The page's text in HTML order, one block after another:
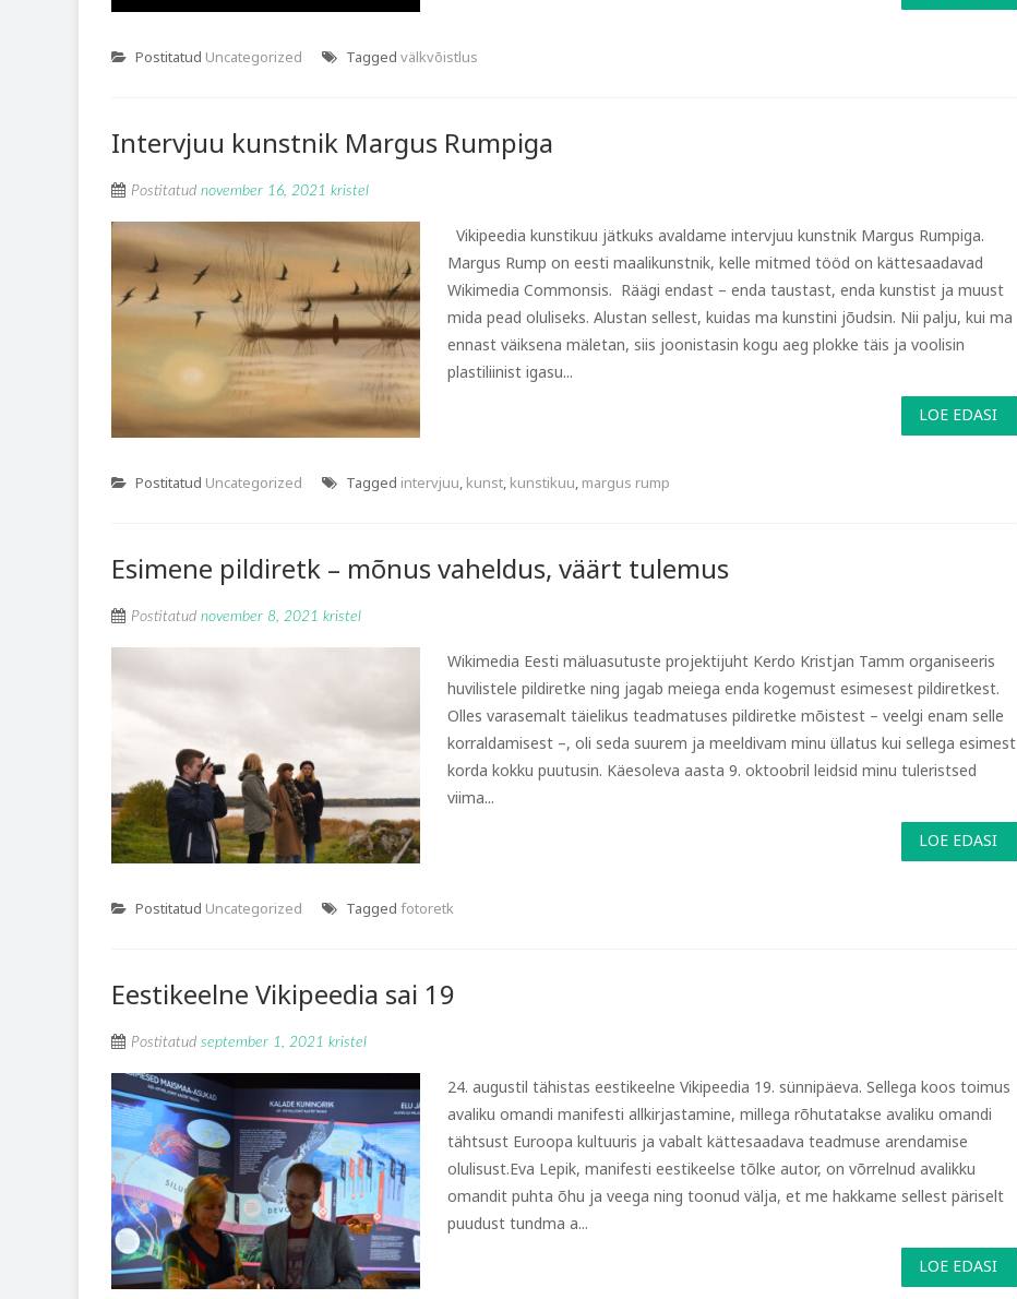
Postitatud Uncategorized Tagged välkvõistlus
Intervjuu kunstnik Margus Rumpiga
Postitatud november 16, 2021 kristel
Vikipeedia kunstikuu jätkuks avaldame intervjuu kunstnik Margus Rumpiga.
Margus Rump on eesti maalikunstnik, kelle mitmed tööd on kättesaadavad
Wikimedia Commonsis. Räägi endast – enda taustast, enda kunstist ja muust
mida pead oluliseks. Alustan sellest, kuidas ma kunstini jõudsin. Nii palju, kui ma
ennast väiksena mäletan, siis joonistasin kogu aeg plokke täis ja voolisin
plastiliinist igasu...
LOE EDASI
Postitatud Uncategorized Tagged intervjuu, kunst, kunstikuu, margus rump
Esimene pildiretk – mõnus vaheldus, väärt tulemus
Postitatud november 8, 2021 kristel
Wikimedia Eesti mäluasutuste projektijuht Kerdo Kristjan Tamm organiseeris
huvilistele pildiretke ning jagab meiega enda kogemust esimesest pildiretkest.
Olles varasemalt täielikus teadmatuses pildiretke mõistest – veelgi enam selle
korraldamisest –, oli seda suurem ja meeldivam minu üllatus kui sellega esimest
korda kokku puutusin. Käesoleva aasta 9. oktoobril leidsid minu tuleristsed
viima...
LOE EDASI
Postitatud Uncategorized Tagged fotoretk
Eestikeelne Vikipeedia sai 19
Postitatud september 1, 2021 kristel
24. augustil tähistas eestikeelne Vikipeedia 19. sünnipäeva. Sellega koos toimus
avaliku omandi manifesti allkirjastamine, millega rõhutatakse avaliku omandi
tähtsust Euroopa kultuuris ja vabalt kättesaadava teadmuse arendamise
olulisust.Eva Lepik, manifesti eestikeelse tõlke autor, on võrrelnud avalikku
omandit puhta õhu ja veega ning toonud välja, et me hakkame sellest päriselt
puudust tundma a...
LOE EDASI